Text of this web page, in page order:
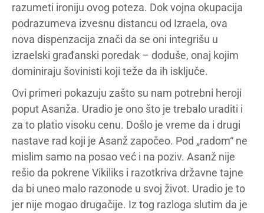
razumeti ironiju ovog poteza. Dok vojna okupacija
podrazumeva izvesnu distancu od Izraela, ova
nova dispenzacija znači da se oni integrišu u
izraelski građanski poredak – doduše, onaj kojim
dominiraju šovinisti koji teže da ih isključe.
Ovi primeri pokazuju zašto su nam potrebni heroji
poput Asanža. Uradio je ono što je trebalo uraditi i
za to platio visoku cenu. Došlo je vreme da i drugi
nastave rad koji je Asanž započeo. Pod „radom“ ne
mislim samo na posao već i na poziv. Asanž nije
rešio da pokrene Vikiliks i razotkriva državne tajne
da bi uneo malo razonode u svoj život. Uradio je to
jer nije mogao drugačije. Iz tog razloga slutim da je